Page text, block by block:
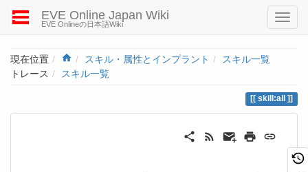
EVE Online Japan Wiki
EVE Onlineの日本語Wiki
現在位置 Home
スキル・属性とインプラント
スキル一覧
トレース
スキル一覧
skill:all